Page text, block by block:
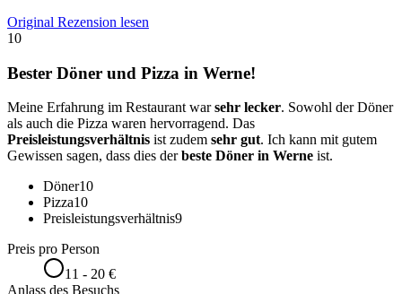
Original Rezension lesen
10
Bester Döner und Pizza in Werne!
Meine Erfahrung im Restaurant warsehr lecker. Sowohl der Döner
als auch die Pizza waren hervorragend. Das
Preisleistungsverhältnis ist zudem sehr gut. Ich kann mit gutem
Gewissen sagen, dass dies derbeste Döner in Werne ist.
Döner10
Pizza10
Preisleistungsverhältnis9
Preis pro Person
11 - 20 €
Anlass des Besuchs